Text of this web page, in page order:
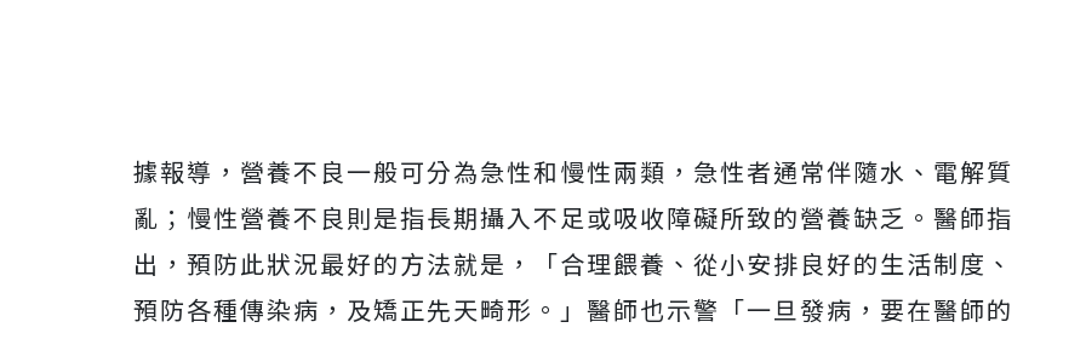
據報導，營養不良一般可分為急性和慢性兩類，急性者通常伴隨水、電解質
亂；慢性營養不良則是指長期攝入不足或吸收障礙所致的營養缺乏。醫師指
出，預防此狀況最好的方法就是，「合理餵養、從小安排良好的生活制度、
預防各種傳染病，及矯正先天畸形。」醫師也示警「一旦發病，要在醫師的